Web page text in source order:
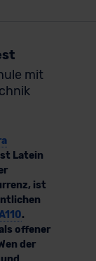
mit
Latein
ist
.
offener
der